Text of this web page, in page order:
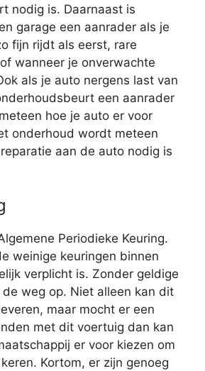
nodig is. Daarnaast is
garage een aanrader als je
fijn rijdt als eerst, rare
wanneer je onverwachte
als je auto nergens last van
een aanrader
hoe je auto er voor
onderhoud wordt meteen
aan de auto nodig is
Periodieke Keuring.
weinige keuringen binnen
verplicht is. Zonder geldige
de weg op. Niet alleen kan dit
maar mocht er een
met dit voertuig dan kan
er voor kiezen om
Kortom, er zijn genoeg